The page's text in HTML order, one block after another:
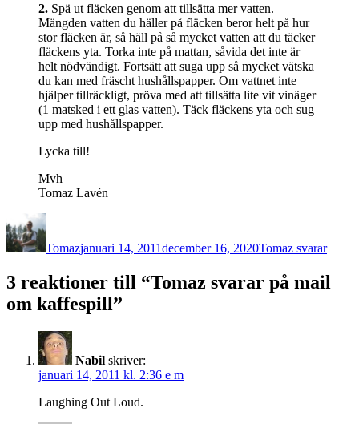
2. Spä ut fläcken genom att tillsätta mer vatten.
Mängden vatten du häller på fläcken beror helt på hur
stor fläcken är, så häll på så mycket vatten att du täcker
fläckens yta. Torka inte på mattan, såvida det inte är
helt nödvändigt. Fortsätt att suga upp så mycket vätska
du kan med fräscht hushållspapper. Om vattnet inte
hjälper tillräckligt, pröva med att tillsätta lite vit vinäger
(1 matsked i ett glas vatten). Täck fläckens yta och sug
upp med hushållspapper.
Lycka till!
Mvh
Tomaz Lavén
Författare
Tomazjanuari 14, 2011december 16, 2020Tomaz svarar
3 reaktioner till “Tomaz svarar på mail
om kaffespill”
Nabil skriver:
januari 14, 2011 kl. 2:36 e m
Laughing Out Loud.